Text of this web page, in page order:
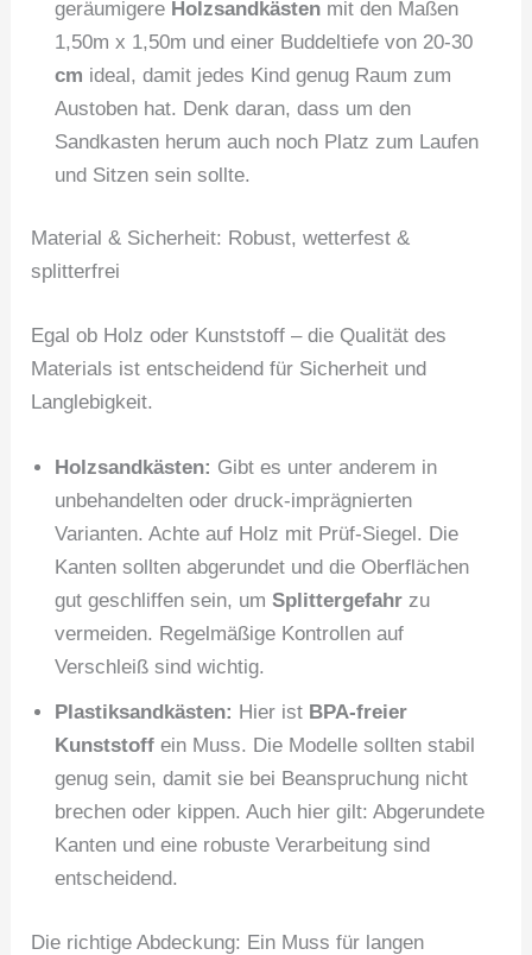
geräumigere Holzsandkästen mit den Maßen
1,50m x 1,50m und einer Buddeltiefe von 20-30
cm ideal, damit jedes Kind genug Raum zum
Austoben hat. Denk daran, dass um den
Sandkasten herum auch noch Platz zum Laufen
und Sitzen sein sollte.
Material & Sicherheit: Robust, wetterfest &
splitterfrei
Egal ob Holz oder Kunststoff – die Qualität des
Materials ist entscheidend für Sicherheit und
Langlebigkeit.
Holzsandkästen: Gibt es unter anderem in
unbehandelten oder druck-imprägnierten
Varianten. Achte auf Holz mit Prüf-Siegel. Die
Kanten sollten abgerundet und die Oberflächen
gut geschliffen sein, umSplittergefahr zu
vermeiden. Regelmäßige Kontrollen auf
Verschleiß sind wichtig.
Plastiksandkästen: Hier ist BPA-freier
Kunststoff ein Muss. Die Modelle sollten stabil
genug sein, damit sie bei Beanspruchung nicht
brechen oder kippen. Auch hier gilt: Abgerundete
Kanten und eine robuste Verarbeitung sind
entscheidend.
Die richtige Abdeckung: Ein Muss für langen